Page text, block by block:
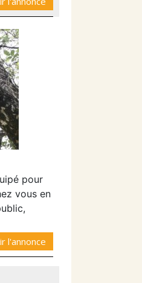
pour
vous en
l'annonce